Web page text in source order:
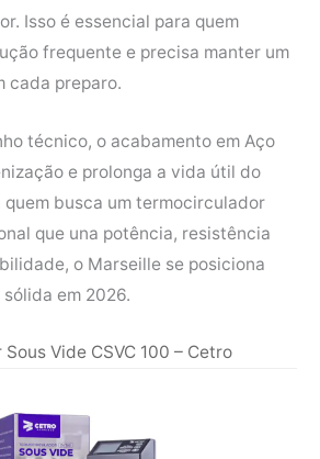
Isso é essencial para quem
frequente e precisa manter um
cada preparo.
técnico, o acabamento em Aço
e prolonga a vida útil do
quem busca um termocirculador
que una potência, resistência
o Marseille se posiciona
em 2026.
Vide CSVC 100 – Cetro